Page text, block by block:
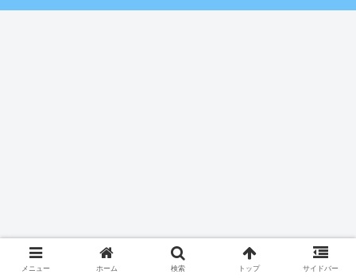
メニュー ホーム 検索 トップ サイドバー